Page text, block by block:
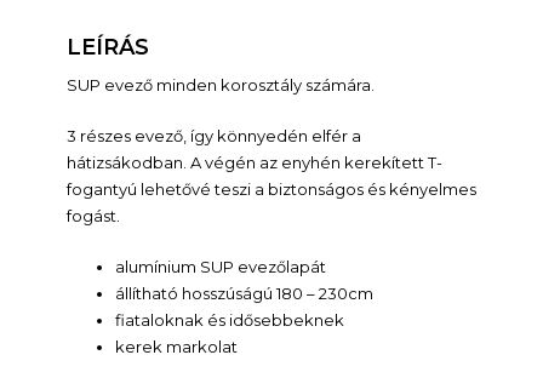
LEÍRÁS
SUP evező minden korosztály számára.
3 részes evező, így könnyedén elfér a
hátizsákodban. A végén az enyhén kerekített T-
fogantyú lehetővé teszi a biztonságos és kényelmes
fogást.
alumínium SUP evezőlapát
állítható hosszúságú 180 – 230cm
fiataloknak és idősebbeknek
kerek markolat